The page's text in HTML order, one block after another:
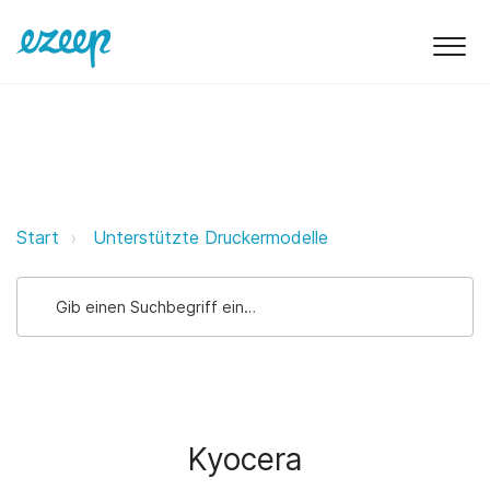
Kyocera ezeep Support Support
Start Unterstützte Druckermodelle
Kyocera